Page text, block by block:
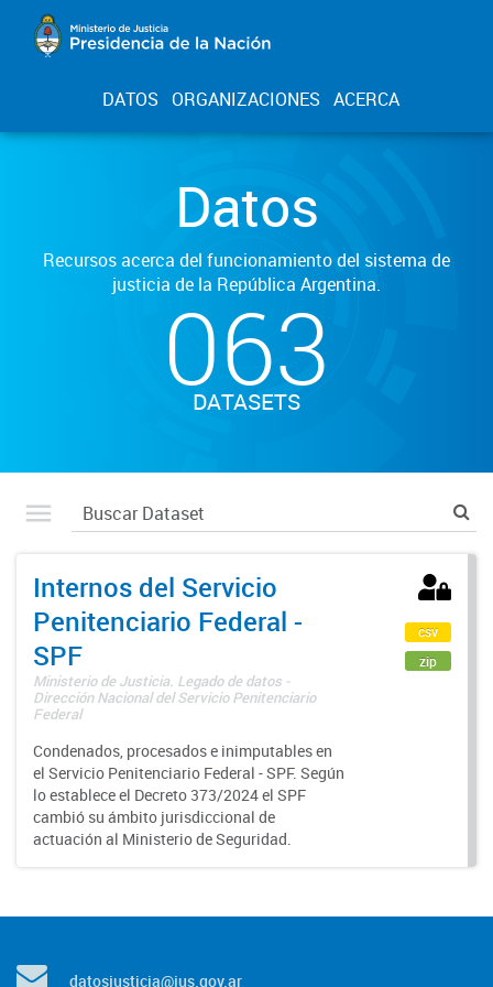
DATOS ORGANIZACIONES ACERCA
Datos
Recursos acerca del funcionamiento del sistema de
justicia de la República Argentina.
063
DATASETS
Internos del Servicio
Penitenciario Federal -
SPF
Ministerio de Justicia. Legado de datos -
Dirección Nacional del Servicio Penitenciario
Federal
Condenados, procesados e inimputables en
el Servicio Penitenciario Federal - SPF. Según
lo establece el Decreto 373/2024 el SPF
cambió su ámbito jurisdiccional de
actuación al Ministerio de Seguridad.
csv
zip
datosjusticia@jus.gov.ar